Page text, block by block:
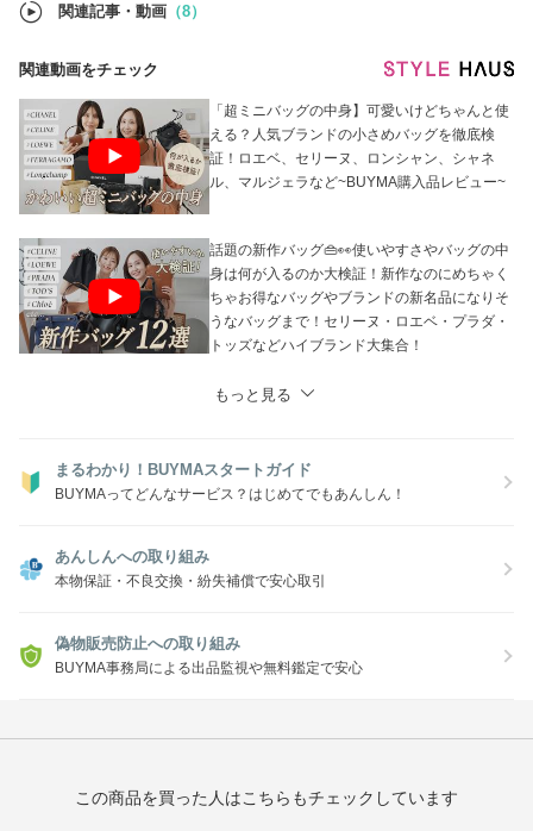
関連記事・動画 （8）
関連動画をチェック
「超ミニバッグの中身】可愛いけどちゃんと使
える？人気ブランドの小さめバッグを徹底検
証！ロエベ、セリーヌ、ロンシャン、シャネ
ル、マルジェラなど~BUYMA購入品レビュー~
話題の新作バッグ👜👀使いやすさやバッグの中
身は何が入るのか大検証！新作なのにめちゃく
ちゃお得なバッグやブランドの新名品になりそ
うなバッグまで！セリーヌ・ロエベ・プラダ・
トッズなどハイブランド大集合！
もっと見る
まるわかり！BUYMAスタートガイド
BUYMAってどんなサービス？はじめてでもあんしん！
あんしんへの取り組み
本物保証・不良交換・紛失補償で安心取引
偽物販売防止への取り組み
BUYMA事務局による出品監視や無料鑑定で安心
この商品を買った人はこちらもチェックしています